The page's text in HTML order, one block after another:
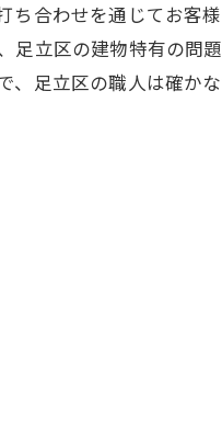
合わせを通じてお客
立区の建物特有の問
足立区の職人は確か